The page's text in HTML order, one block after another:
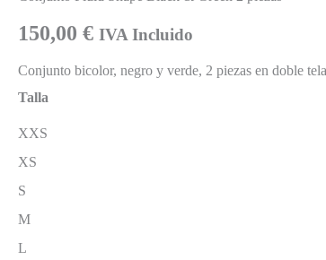
150,00 € IVA Incluido
Conjunto bicolor, negro y verde, 2 piezas en doble
Talla
XXS
XS
S
M
L